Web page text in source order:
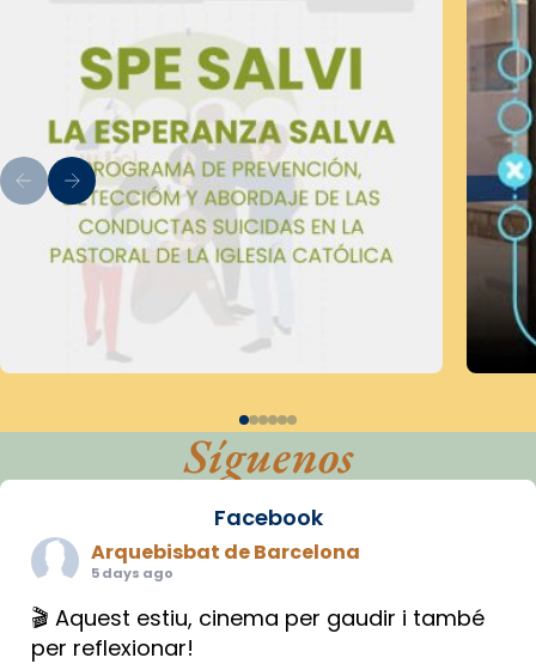
Síguenos
Facebook
Arquebisbat de Barcelona
5 days ago
🎬 Aquest estiu, cinema per gaudir i també
per reflexionar!